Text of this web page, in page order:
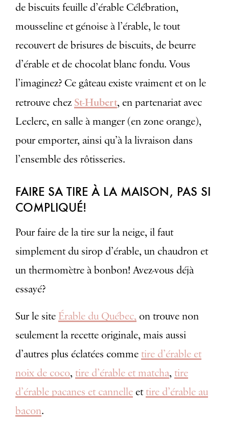
de biscuits feuille d’érable Célébration,
mousseline et génoise à l’érable, le tout
recouvert de brisures de biscuits, de beurre
d’érable et de chocolat blanc fondu. Vous
l’imaginez? Ce gâteau existe vraiment et on le
retrouve chez St-Hubert, en partenariat avec
Leclerc, en salle à manger (en zone orange),
pour emporter, ainsi qu’à la livraison dans
l’ensemble des rôtisseries.
FAIRE SA TIRE À LA MAISON, PAS SI
COMPLIQUÉ!
Pour faire de la tire sur la neige, il faut
simplement du sirop d’érable, un chaudron et
un thermomètre à bonbon! Avez-vous déjà
essayé?
Sur le site Érable du Québec, on trouve non
seulement la recette originale, mais aussi
d’autres plus éclatées comme tire d’érable et
noix de coco, tire d’érable et matcha, tire
d’érable pacanes et cannelleettire d’érable au
bacon.